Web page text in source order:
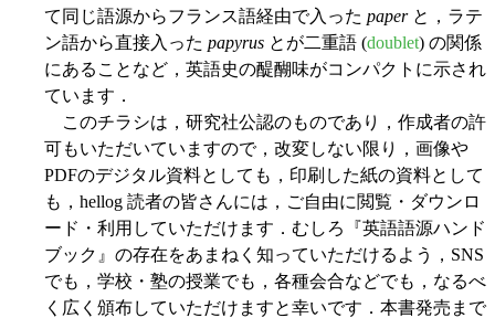
て同じ語源からフランス語経由で入った paperと，ラテ
ン語から直接入った papyrus とが二重語 (doublet) の関係
にあることなど，英語史の醍醐味がコンパクトに示され
ています．
このチラシは，研究社公認のものであり，作成者の許
可もいただいていますので，改変しない限り，画像や
PDFのデジタル資料としても，印刷した紙の資料として
も，hellog 読者の皆さんには，ご自由に閲覧・ダウンロ
ード・利用していただけます．むしろ『英語語源ハンド
ブック』の存在をあまねく知っていただけるよう，SNS
でも，学校・塾の授業でも，各種会合などでも，なるべ
く広く頒布していただけますと幸いです．本書発売まで